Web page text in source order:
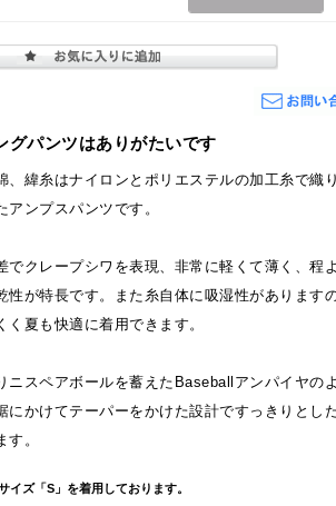
グパンツはありがたいです
、緯糸はナイロンとポリエステルの加工糸で織
アンプスパンツです。
でクレープシワを表現、非常に軽くて薄く、程
性が特長です。また糸自体に吸湿性があります
く夏も快適に着用できます。
ニスペアボールを蓄えたBaseballアンパイヤの
にかけてテーパーをかけた設計ですっきりとし
。
イズ「S」を着用しております。